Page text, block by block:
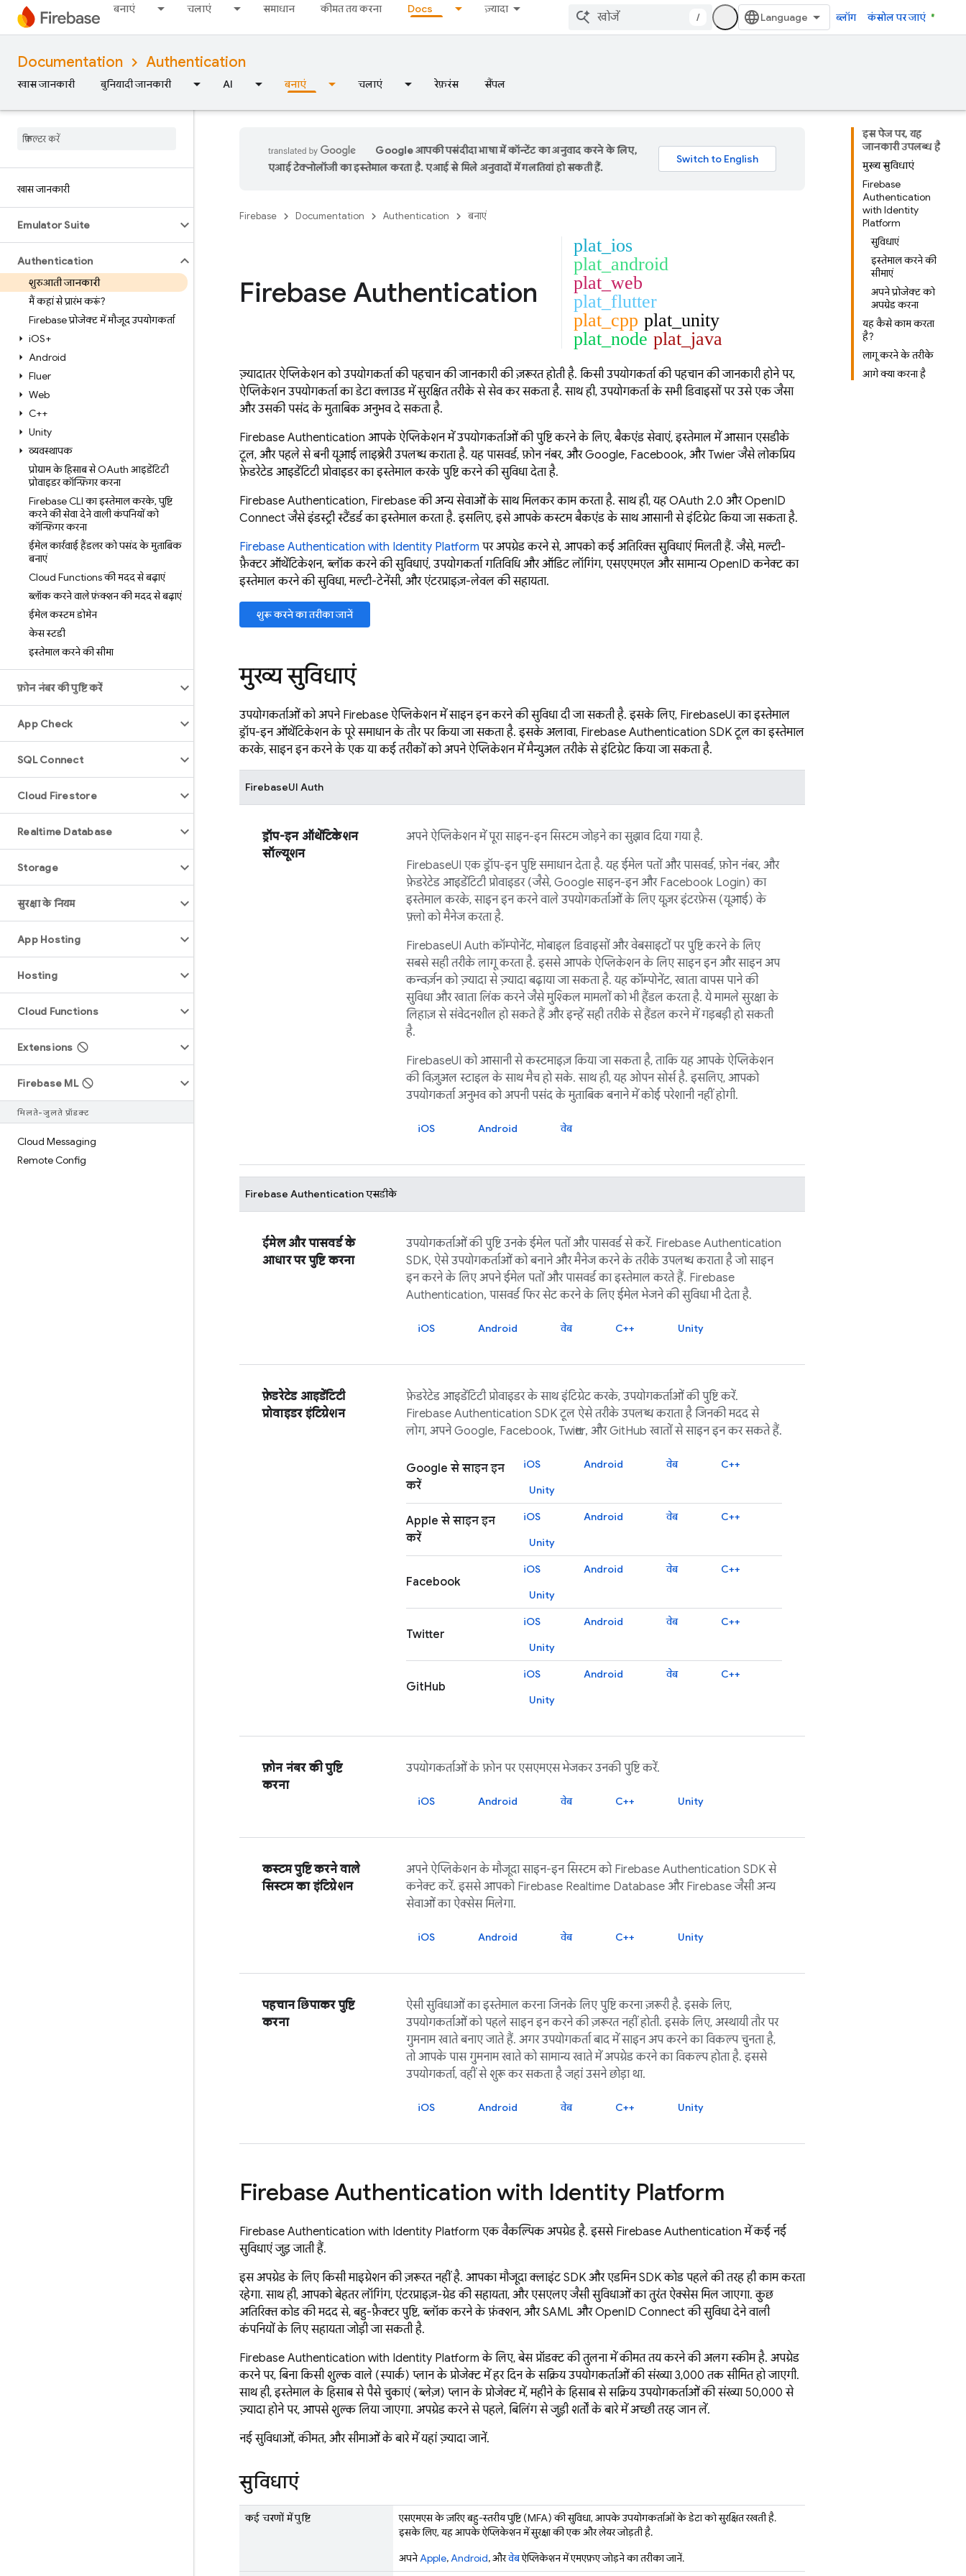
बनाएं चलाएं समाधान कीमत तय करना Docs ज़्यादा
/ ब्लॉग कंसोल पर जाएं
Documentation Authentication
खास जानकारी बुनियादी जानकारी AI बनाएं चलाएं रेफ़रंस सैंपल
खास जानकारी
Emulator Suite
Authentication
शुरुआती जानकारी
मैं कहां से प्रारंभ करूं?
Firebase प्रोजेक्ट में मौजूद उपयोगकर्ता
iOS+
Android
Flutter
Web
C++
Unity
व्यवस्थापक
प्रोग्राम के हिसाब से OAuth आइडेंटिटी
प्रोवाइडर कॉन्फ़िगर करना
Firebase CLI का इस्तेमाल करके,पुष्टि
करने की सेवा देने वाली कंपनियों को
कॉन्फ़िगर करना
ईमेल कार्रवाई हैंडलर को पसंद के मुताबिक
बनाएं
Cloud Functions की मदद से बढ़ाएं
ब्लॉक करने वाले फ़ंक्शन की मदद से बढ़ाएं
ईमेल कस्टम डोमेन
केस स्टडी
इस्तेमाल करने की सीमा
फ़ोन नंबर की पुष्टि करें
App Check
SQL Connect
Cloud Firestore
Realtime Database
Storage
सुरक्षा के नियम
App Hosting
Hosting
Cloud Functions
Extensions
Firebase ML
मिलते-जुलते प्रॉडक्ट
Cloud Messaging
Remote Config
इस पेज पर, यह
जानकारी उपलब्ध है
मुख्य सुविधाएं
Firebase
Authentication
with Identity
Platform
सुविधाएं
इस्तेमाल करने की
सीमाएं
अपने प्रोजेक्ट को
अपग्रेड करना
यह कैसे काम करता
है?
लागू करने के तरीके
आगे क्या करना है
Google आपकी पसंदीदा भाषा में कॉन्टेंट का अनुवाद करने के लिए,
एआई टेक्नोलॉजी का इस्तेमाल करता है. एआई से मिले अनुवादों में गलतियां हो सकती हैं.
Firebase Documentation Authentication बनाएं
Firebase Authentication
plat_ios
plat_android
plat_web
plat_flutter
plat_cpp plat_unity
plat_node plat_java
ज़्यादातर ऐप्लिकेशन को उपयोगकर्ता की पहचान की जानकारी की ज़रूरत होती है. किसी उपयोगकर्ता की पहचान की जानकारी होने पर,
ऐप्लिकेशन उपयोगकर्ता का डेटा क्लाउड में सुरक्षित तरीके से सेव कर सकता है. साथ ही, उपयोगकर्ता के सभी डिवाइसों पर उसे एक जैसा
और उसकी पसंद के मुताबिक अनुभव दे सकता है.
Firebase Authentication आपके ऐप्लिकेशन में उपयोगकर्ताओं की पुष्टि करने के लिए, बैकएंड सेवाएं, इस्तेमाल में आसान एसडीके
टूल, और पहले से बनी यूआई लाइब्रेरी उपलब्ध कराता है. यह पासवर्ड, फ़ोन नंबर, और Google, Facebook, और Twitter जैसे लोकप्रिय
फ़ेडरेटेड आइडेंटिटी प्रोवाइडर का इस्तेमाल करके पुष्टि करने की सुविधा देता है.
Firebase Authentication, Firebaseकी अन्य सेवाओं के साथ मिलकर काम करता है. साथ ही, यह OAuth 2.0 और OpenID
Connect जैसे इंडस्ट्री स्टैंडर्ड का इस्तेमाल करता है. इसलिए, इसे आपके कस्टम बैकएंड के साथ आसानी से इंटिग्रेट किया जा सकता है.
Firebase Authentication with Identity Platform पर अपग्रेड करने से, आपको कई अतिरिक्त सुविधाएं मिलती हैं. जैसे, मल्टी-
फ़ैक्टर ऑथेंटिकेशन, ब्लॉक करने की सुविधाएं, उपयोगकर्ता गतिविधि और ऑडिट लॉगिंग, एसएएमएल और सामान्य OpenID कनेक्ट का
इस्तेमाल करने की सुविधा, मल्टी-टेनेंसी, और एंटरप्राइज़-लेवल की सहायता.
शुरू करने का तरीका जानें
मुख्य सुविधाएं
उपयोगकर्ताओं को अपने Firebase ऐप्लिकेशन में साइन इन करने की सुविधा दी जा सकती है. इसके लिए, FirebaseUI का इस्तेमाल
ड्रॉप-इन ऑथेंटिकेशन के पूरे समाधान के तौर पर किया जा सकता है. इसके अलावा, Firebase Authentication SDK टूल का इस्तेमाल
करके, साइन इन करने के एक या कई तरीकों को अपने ऐप्लिकेशन में मैन्युअल तरीके से इंटिग्रेट किया जा सकता है.
FirebaseUI Auth
ड्रॉप-इन ऑथेंटिकेशन
सॉल्यूशन
अपने ऐप्लिकेशन में पूरा साइन-इन सिस्टम जोड़ने का सुझाव दिया गया है.
FirebaseUI एक ड्रॉप-इन पुष्टि समाधान देता है. यह ईमेल पतों और पासवर्ड, फ़ोन नंबर, और
फ़ेडरेटेड आइडेंटिटी प्रोवाइडर (जैसे, Google साइन-इन और Facebook Login) का
इस्तेमाल करके, साइन इन करने वाले उपयोगकर्ताओं के लिए यूज़र इंटरफ़ेस (यूआई) के
फ़्लो को मैनेज करता है.
FirebaseUI Auth कॉम्पोनेंट, मोबाइल डिवाइसों और वेबसाइटों पर पुष्टि करने के लिए
सबसे सही तरीके लागू करता है. इससे आपके ऐप्लिकेशन के लिए साइन इन और साइन अप
कन्वर्ज़न को ज़्यादा से ज़्यादा बढ़ाया जा सकता है. यह कॉम्पोनेंट, खाता वापस पाने की
सुविधा और खाता लिंक करने जैसे मुश्किल मामलों को भी हैंडल करता है. ये मामले सुरक्षा के
लिहाज़ से संवेदनशील हो सकते हैं और इन्हें सही तरीके से हैंडल करने में गड़बड़ी हो सकती
है.
FirebaseUI को आसानी से कस्टमाइज़ किया जा सकता है, ताकि यह आपके ऐप्लिकेशन
की विज़ुअल स्टाइल के साथ मैच हो सके. साथ ही, यह ओपन सोर्स है. इसलिए, आपको
उपयोगकर्ता अनुभव को अपनी पसंद के मुताबिक बनाने में कोई परेशानी नहीं होगी.
iOS Android वेब
Firebase Authenticationएसडीके
ईमेल और पासवर्ड के
आधार पर पुष्टि करना
उपयोगकर्ताओं की पुष्टि उनके ईमेल पतों और पासवर्ड से करें. Firebase Authentication
SDK, ऐसे उपयोगकर्ताओं को बनाने और मैनेज करने के तरीके उपलब्ध कराता है जो साइन
इन करने के लिए अपने ईमेल पतों और पासवर्ड का इस्तेमाल करते हैं. Firebase
Authentication, पासवर्ड फिर सेट करने के लिए ईमेल भेजने की सुविधा भी देता है.
iOS Android वेब C++ Unity
फ़ेडरेटेड आइडेंटिटी
प्रोवाइडर इंटिग्रेशन
फ़ेडरेटेड आइडेंटिटी प्रोवाइडर के साथ इंटिग्रेट करके, उपयोगकर्ताओं की पुष्टि करें.
Firebase Authentication SDK टूल ऐसे तरीके उपलब्ध कराता है जिनकी मदद से
लोग, अपने Google, Facebook, Twitter, और GitHub खातों से साइन इन कर सकते हैं.
Google से साइन इन
करें
iOS Android वेब
C++
Unity
Apple से साइन इन
करें
iOS Android वेब
C++
Unity
Facebook
iOS Android वेब
C++
Unity
Twitter
iOS Android वेब
C++
Unity
GitHub
iOS Android वेब
C++
Unity
फ़ोन नंबर की पुष्टि
करना
उपयोगकर्ताओं के फ़ोन पर एसएमएस भेजकर उनकी पुष्टि करें.
iOS Android वेब C++ Unity
कस्टम पुष्टि करने वाले
सिस्टम का इंटिग्रेशन
अपने ऐप्लिकेशन के मौजूदा साइन-इन सिस्टम को Firebase Authentication SDK से
कनेक्ट करें. इससे आपको Firebase Realtime Database और Firebaseजैसी अन्य
सेवाओं का ऐक्सेस मिलेगा.
iOS Android वेब C++ Unity
पहचान छिपाकर पुष्टि
करना
ऐसी सुविधाओं का इस्तेमाल करना जिनके लिए पुष्टि करना ज़रूरी है. इसके लिए,
उपयोगकर्ताओं को पहले साइन इन करने की ज़रूरत नहीं होती. इसके लिए, अस्थायी तौर पर
गुमनाम खाते बनाए जाते हैं. अगर उपयोगकर्ता बाद में साइन अप करने का विकल्प चुनता है,
तो आपके पास गुमनाम खाते को सामान्य खाते में अपग्रेड करने का विकल्प होता है. इससे
उपयोगकर्ता, वहीं से शुरू कर सकता है जहां उसने छोड़ा था.
iOS Android वेब C++ Unity
Firebase Authentication with Identity Platform
Firebase Authentication with Identity Platform एक वैकल्पिक अपग्रेड है. इससे Firebase Authentication में कई नई
सुविधाएं जुड़ जाती हैं.
इस अपग्रेड के लिए किसी माइग्रेशन की ज़रूरत नहीं है. आपका मौजूदा क्लाइंट SDK और एडमिन SDK कोड पहले की तरह ही काम करता
रहेगा. साथ ही, आपको बेहतर लॉगिंग, एंटरप्राइज़-ग्रेड की सहायता, और एसएलए जैसी सुविधाओं का तुरंत ऐक्सेस मिल जाएगा. कुछ
अतिरिक्त कोड की मदद से, बहु-फ़ैक्टर पुष्टि, ब्लॉक करने के फ़ंक्शन, और SAML और OpenID Connect की सुविधा देने वाली
कंपनियों के लिए सहायता जोड़ी जा सकती है.
Firebase Authentication with Identity Platform के लिए, बेस प्रॉडक्ट की तुलना में कीमत तय करने की अलग स्कीम है. अपग्रेड
करने पर, बिना किसी शुल्क वाले (स्पार्क) प्लान के प्रोजेक्ट में हर दिन के सक्रिय उपयोगकर्ताओं की संख्या 3,000 तक सीमित हो जाएगी.
साथ ही, इस्तेमाल के हिसाब से पैसे चुकाएं (ब्लेज़) प्लान के प्रोजेक्ट में, महीने के हिसाब से सक्रिय उपयोगकर्ताओं की संख्या 50,000 से
ज़्यादा होने पर, आपसे शुल्क लिया जाएगा. अपग्रेड करने से पहले, बिलिंग से जुड़ी शर्तों के बारे में अच्छी तरह जान लें.
नई सुविधाओं, कीमत, और सीमाओं के बारे में यहां ज़्यादा जानें.
सुविधाएं
कई चरणों में पुष्टि
एसएमएस के ज़रिए बहु-स्तरीय पुष्टि (MFA) की सुविधा, आपके उपयोगकर्ताओं के डेटा को सुरक्षित रखती है.
इसके लिए, यह आपके ऐप्लिकेशन में सुरक्षा की एक और लेयर जोड़ती है.
अपनेApple,Android, औरवेबऐप्लिकेशन में एमएफ़ए जोड़ने का तरीका जानें.